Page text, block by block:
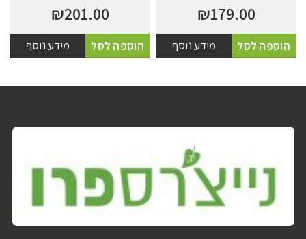
₪179.00
הוספה לסל מידע נוסף
₪201.00
הוספה לסל מידע נוסף